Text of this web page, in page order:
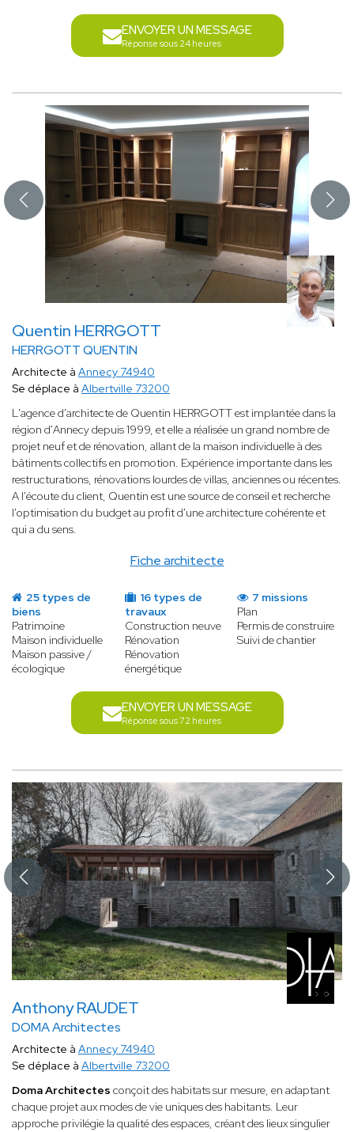
ENVOYER UN MESSAGE
Réponse sous 24 heures
Quentin HERRGOTT
HERRGOTT QUENTIN
Fiche architecte
Architecte à Annecy 74940
Se déplace à Albertville 73200
L'agence d'architecte de Quentin HERRGOTT est implantée dans la
région d'Annecy depuis 1999, et elle a réalisée un grand nombre de
projet neuf et de rénovation, allant de la maison individuelle à des
bâtiments collectifs en promotion. Expérience importante dans les
restructurations, rénovations lourdes de villas, anciennes ou récentes.
A l'écoute du client, Quentin est une source de conseil et recherche
l'optimisation du budget au profit d'une architecture cohérente et
qui a du sens.
25 types de
biens
Patrimoine
Maison individuelle
Maison passive /
écologique
16 types de
travaux
Construction neuve
Rénovation
Rénovation
énergétique
7 missions
Plan
Permis de construire
Suivi de chantier
ENVOYER UN MESSAGE
Réponse sous 72 heures
Anthony RAUDET
DOMA Architectes
Architecte à Annecy 74940
Se déplace à Albertville 73200
Doma Architectes conçoit des habitats sur mesure, en adaptant
chaque projet aux modes de vie uniques des habitants. Leur
approche privilégie la qualité des espaces, créant des lieux singulier